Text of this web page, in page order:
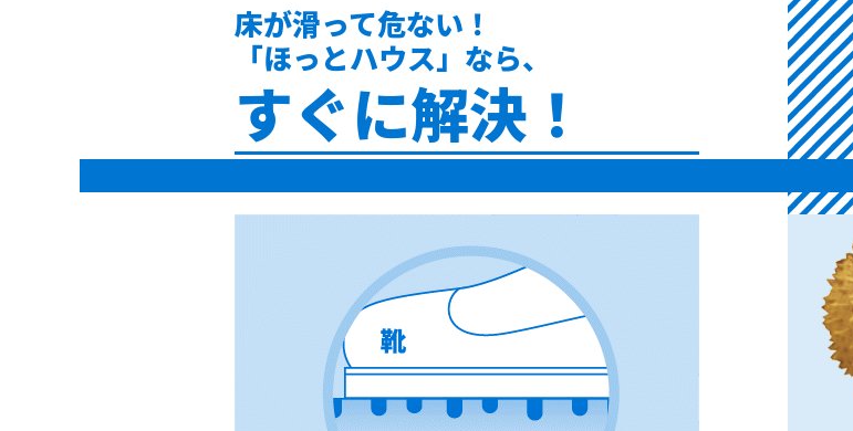
床が滑って危ない！
「ほっとハウス」なら、
すぐに解決！